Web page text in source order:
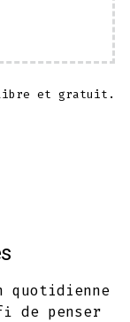
libre et gratuit.
de penser